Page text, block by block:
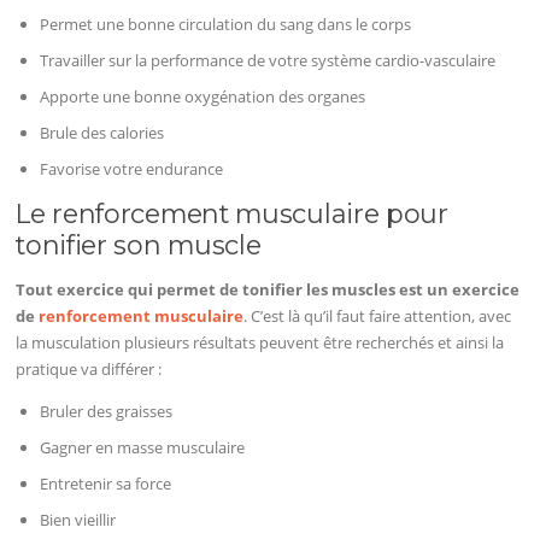
Permet une bonne circulation du sang dans le corps
Travailler sur la performance de votre système cardio-vasculaire
Apporte une bonne oxygénation des organes
Brule des calories
Favorise votre endurance
Le renforcement musculaire pour
tonifier son muscle
Tout exercice qui permet de tonifier les muscles est un exercice
de renforcement musculaire. C’est là qu’il faut faire attention, avec
la musculation plusieurs résultats peuvent être recherchés et ainsi la
pratique va différer :
Bruler des graisses
Gagner en masse musculaire
Entretenir sa force
Bien vieillir